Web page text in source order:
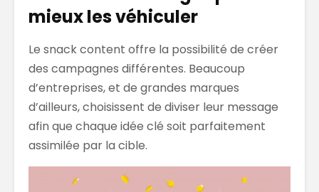
mieux les véhiculer
Le snack content offre la possibilité de créer
des campagnes différentes. Beaucoup
d’entreprises, et de grandes marques
d’ailleurs, choisissent de diviser leur message
afin que chaque idée clé soit parfaitement
assimilée par la cible.